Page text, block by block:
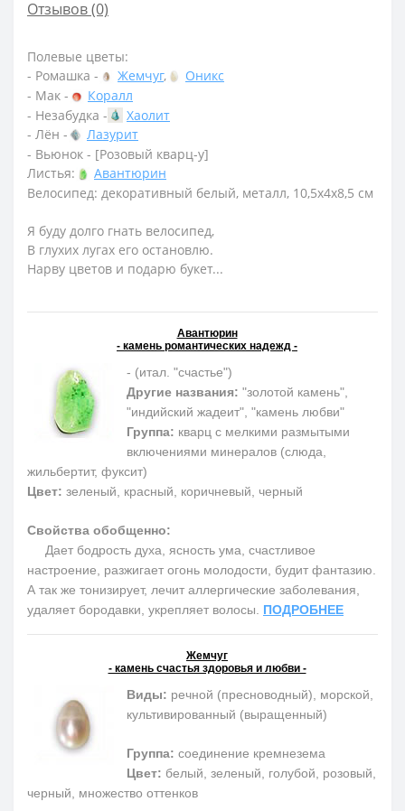
Отзывов (0)
Полевые цветы:
- Ромашка -
Жемчуг,
Оникс
- Мак -
Коралл
- Незабудка -
Хаолит
- Лён -
Лазурит
- Вьюнок - [Розовый кварц-у]
Листья:
Авантюрин
Велосипед: декоративный белый, металл, 10,5х4х8,5 см
Я буду долго гнать велосипед,
В глухих лугах его остановлю.
Нарву цветов и подарю букет...
Авантюрин
- камень романтических надежд -
- (итал. "счастье")
Другие названия: "золотой камень",
"индийский жадеит", "камень любви"
Группа: кварц с мелкими размытыми
включениями минералов (слюда,
жильбертит, фуксит)
Цвет: зеленый, красный, коричневый, черный
Свойства обобщенно:
Дает бодрость духа, ясность ума, счастливое
настроение, разжигает огонь молодости, будит фантазию.
А так же тонизирует, лечит аллергические заболевания,
удаляет бородавки, укрепляет волосы. ПОДРОБНЕЕ
Жемчуг
- камень счастья здоровья и любви -
Виды: речной (пресноводный), морской,
культивированный (выращенный)
Группа: соединение кремнезема
Цвет: белый, зеленый, голубой, розовый,
черный, множество оттенков